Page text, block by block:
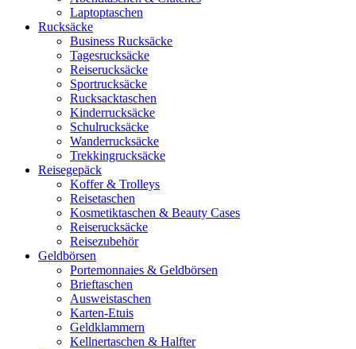
Laptoptaschen
Rucksäcke
Business Rucksäcke
Tagesrucksäcke
Reiserucksäcke
Sportrucksäcke
Rucksacktaschen
Kinderrucksäcke
Schulrucksäcke
Wanderrucksäcke
Trekkingrucksäcke
Reisegepäck
Koffer & Trolleys
Reisetaschen
Kosmetiktaschen & Beauty Cases
Reiserucksäcke
Reisezubehör
Geldbörsen
Portemonnaies & Geldbörsen
Brieftaschen
Ausweistaschen
Karten-Etuis
Geldklammern
Kellnertaschen & Halfter